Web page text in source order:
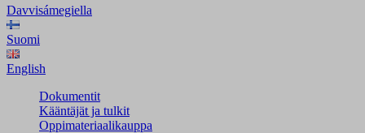
Davvisámegiella
Suomi
English
Dokumentit
Kääntäjät ja tulkit
Oppimateriaalikauppa